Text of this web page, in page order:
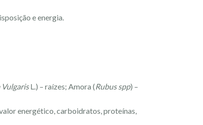
e energia.
VulgarisL.) – raízes; Amora (Rubus spp) –
energético, carboidratos, proteínas,